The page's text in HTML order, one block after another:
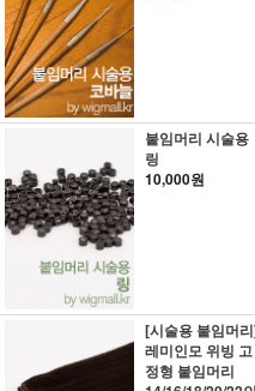
붙임머리 시술용
링
10,000원
[시술용 붙임머
레미인모 위빙 고
정형 붙임머리